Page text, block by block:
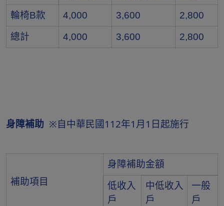
輪椅B款 4,000 3,600 2,800
總計 4,000 3,600 2,800
身障補助 ※自中華民國112年1月1日起施行
補助項目
身障補助金額
低收入
戶
中低收入
戶
一般
戶